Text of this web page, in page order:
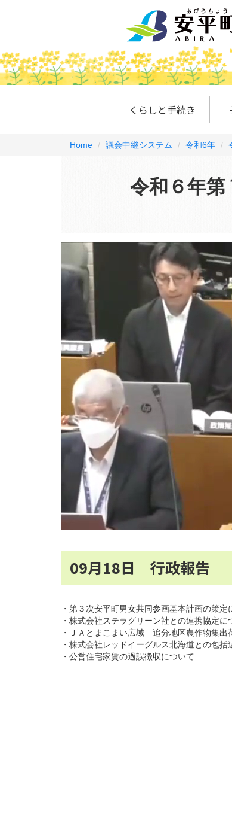
くらしと手続き
Home 議会中継システム 令和6年
令和６年第
09月18日 行政報告
・第３次安平町男女共同参画基本計画の策定
・株式会社ステラグリーン社との連携協定に
・ＪＡとまこまい広域 追分地区農作物集出
・株式会社レッドイーグルス北海道との包
・公営住宅家賃の過誤徴収について